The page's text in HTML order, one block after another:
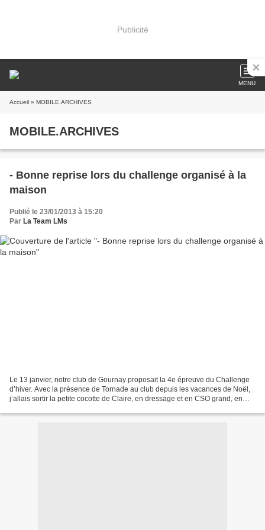
Publicité
MENU
Accueil » MOBILE.ARCHIVES
MOBILE.ARCHIVES
- Bonne reprise lors du challenge organisé à la
maison
Publié le 23/01/2013 à 15:20
Par La Team LMs
Le 13 janvier, notre club de Gournay proposait la 4e épreuve du Challenge
d’hiver. Avec la présence de Tornade au club depuis les vacances de Noël,
j’allais sortir la petite cocotte de Claire, en dressage et en CSO grand, en